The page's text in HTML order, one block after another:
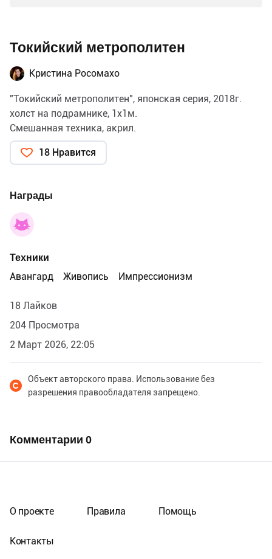
Токийский метрополитен
Кристина Росомахо
"Токийский метрополитен", японская серия, 2018г.
холст на подрамнике, 1х1м.
Смешанная техника, акрил.
18 Нравится
Награды
Техники
Авангард
Живопись Импрессионизм
18 Лайков
204 Просмотра
2 Март 2026, 22:05
Объект авторского права. Использование без
разрешения правообладателя запрещено.
Комментарии 0
О проекте Правила Помощь
Контакты